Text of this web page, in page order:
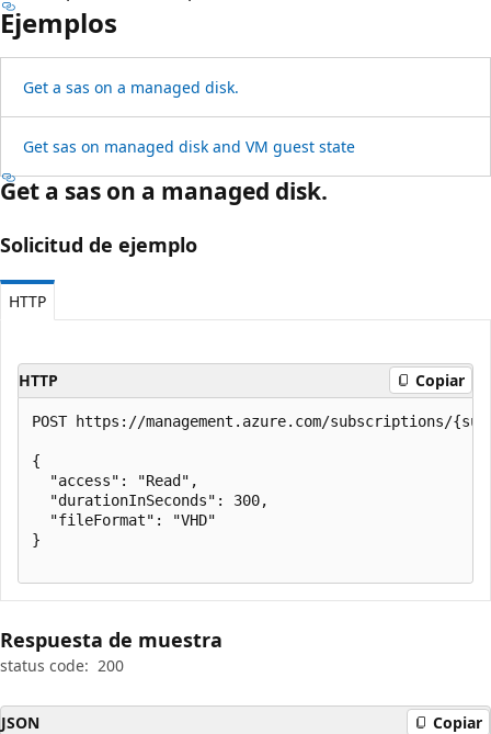
Ejemplos
Get a sas on a managed disk.
Get sas on managed disk and VM guest state
Get a sas on a managed disk.
Solicitud de ejemplo
HTTP
HTTP Copiar
POST https://management.azure.com/subscriptions/
{
  "access": "Read",
  "durationInSeconds": 300,
  "fileFormat": "VHD"
}
Respuesta de muestra
status code: 200
JSON Copiar